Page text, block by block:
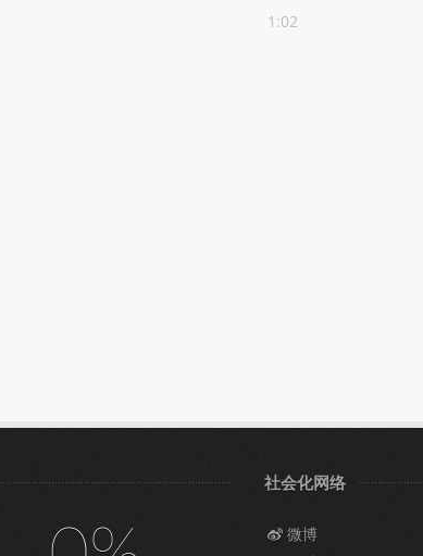
1:02
社会化网络
微博